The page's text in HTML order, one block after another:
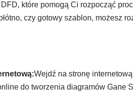
które pomogą Ci rozpocząć
czy gotowy szablon, możesz
Wejdź na stronę
do tworzenia diagramów Gane